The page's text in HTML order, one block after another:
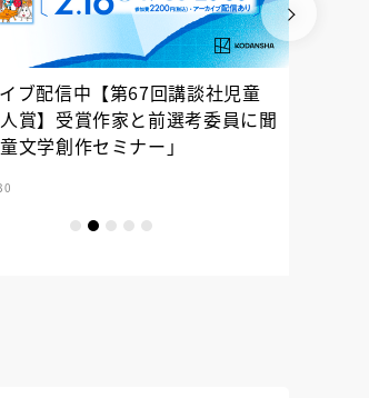
ブ配信中【第67回講談社児童
賞】受賞作家と前選考委員に聞
文学創作セミナー」